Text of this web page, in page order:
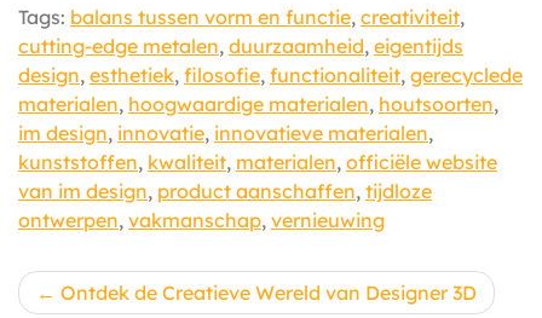
Tags: balans tussen vorm en functie, creativiteit,
cutting-edge metalen, duurzaamheid, eigentijds
design, esthetiek, filosofie, functionaliteit, gerecyclede
materialen, hoogwaardige materialen, houtsoorten,
im design, innovatie, innovatieve materialen,
kunststoffen, kwaliteit, materialen, officiële website
van im design, product aanschaffen, tijdloze
ontwerpen, vakmanschap, vernieuwing
Berichtnavigatie
Ontdek de Creatieve Wereld van Designer 3D